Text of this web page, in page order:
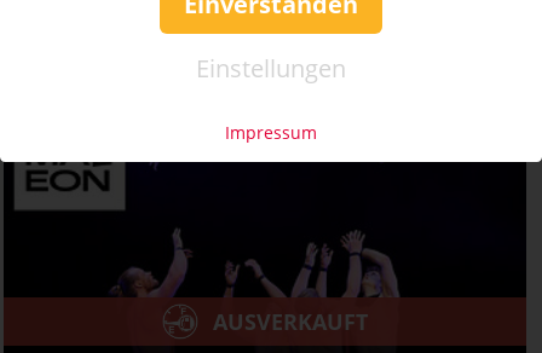
Einstellungen
Impressum
AUSVERKAUFT